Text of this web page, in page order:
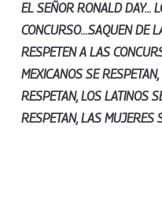
EL SEÑOR RONALD DAY…
CONCURSO…SAQUEN DE
RESPETEN A LAS
MEXICANOS SE
RESPETAN, LOS LATINOS
RESPETAN, LAS MUJERES